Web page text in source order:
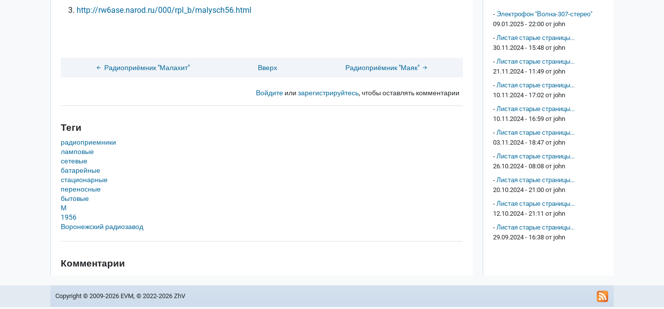
http://rw6ase.narod.ru/000/rpl_b/malysch56.html
Радиоприёмник "Малахит" Вверх Радиоприёмник "Маяк"
Войдитеили зарегистрируйтесь, чтобы оставлять комментарии
Теги
радиоприемники
ламповые
сетевые
батарейные
стационарные
переносные
бытовые
М
1956
Воронежский радиозавод
Комментарии
- Электрофон "Волна-307-стерео"
09.01.2025 - 22:00 от john
- Листая старые страницы...
30.11.2024 - 15:48 от john
- Листая старые страницы...
21.11.2024 - 11:49 от john
- Листая старые страницы...
10.11.2024 - 17:02 от john
- Листая старые страницы...
10.11.2024 - 16:59 от john
- Листая старые страницы...
03.11.2024 - 18:47 от john
- Листая старые страницы...
26.10.2024 - 08:08 от john
- Листая старые страницы...
20.10.2024 - 21:00 от john
- Листая старые страницы...
12.10.2024 - 21:11 от john
- Листая старые страницы...
29.09.2024 - 16:38 от john
Copyright © 2009-2026 EVM, © 2022-2026 ZhV